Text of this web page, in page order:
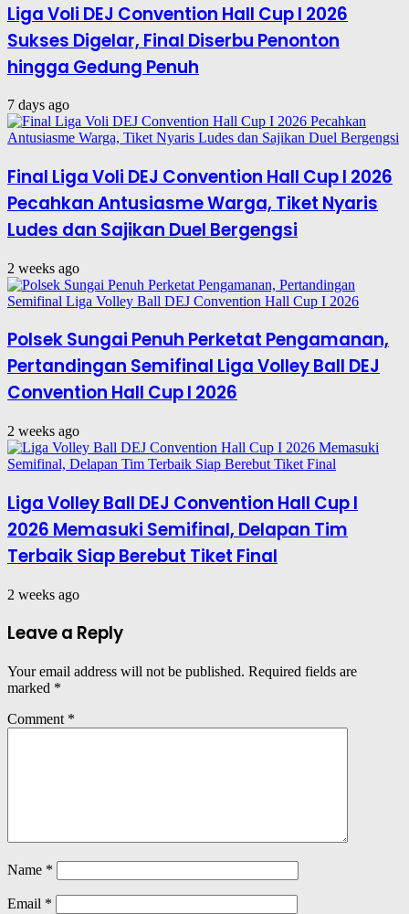
Liga Voli DEJ Convention Hall Cup I 2026
Sukses Digelar, Final Diserbu Penonton
hingga Gedung Penuh
7 days ago
Final Liga Voli DEJ Convention Hall Cup I 2026
Pecahkan Antusiasme Warga, Tiket Nyaris
Ludes dan Sajikan Duel Bergengsi
2 weeks ago
Polsek Sungai Penuh Perketat Pengamanan,
Pertandingan Semifinal Liga Volley Ball DEJ
Convention Hall Cup I 2026
2 weeks ago
Liga Volley Ball DEJ Convention Hall Cup I
2026 Memasuki Semifinal, Delapan Tim
Terbaik Siap Berebut Tiket Final
2 weeks ago
Leave a Reply
Your email address will not be published. Required fields are
marked *
Comment *
Name *
Email *